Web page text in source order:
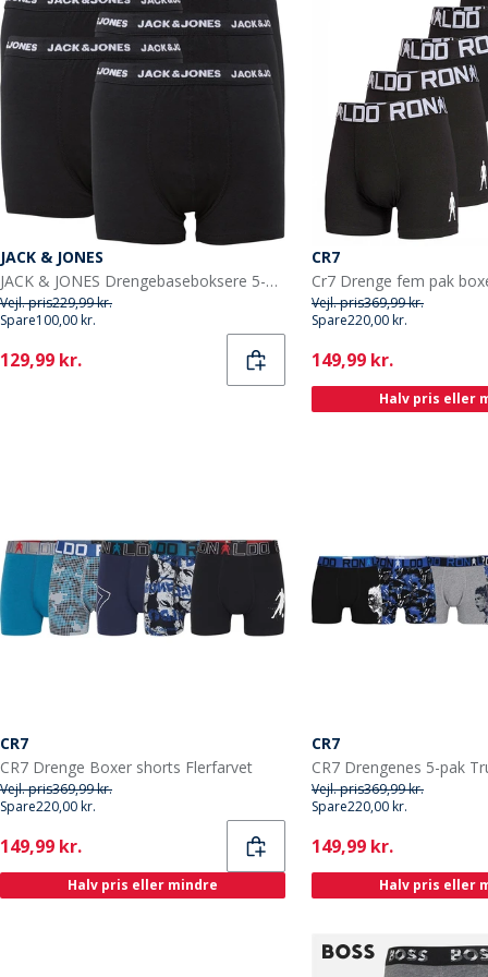
JACK & JONES
JACK & JONES Drengebaseboksere 5-pak Sort
Vejl. pris229,99 kr.
Spare100,00 kr.
Current
129,99 kr.
CR7
Cr7 Drenge fem pak
Vejl. pris369,99 kr.
Spare220,00 kr.
Current
149,99 kr.
Halv pris eller
CR7
CR7 Drenge Boxer shorts Flerfarvet
Vejl. pris369,99 kr.
Spare220,00 kr.
Current
149,99 kr.
Halv pris eller mindre
CR7
Vejl. pris369,99 kr.
Spare220,00 kr.
Current
149,99 kr.
Halv pris eller